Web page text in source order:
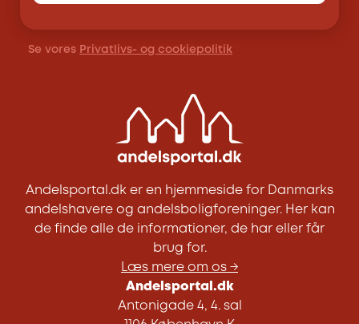
Se vores Privatlivs- og cookiepolitik
Andelsportal.dk er en hjemmeside for Danmarks
andelshavere og andelsboligforeninger. Her kan
de finde alle de informationer, de har eller får
brug for.
Læs mere om os →
Andelsportal.dk
Antonigade 4, 4. sal